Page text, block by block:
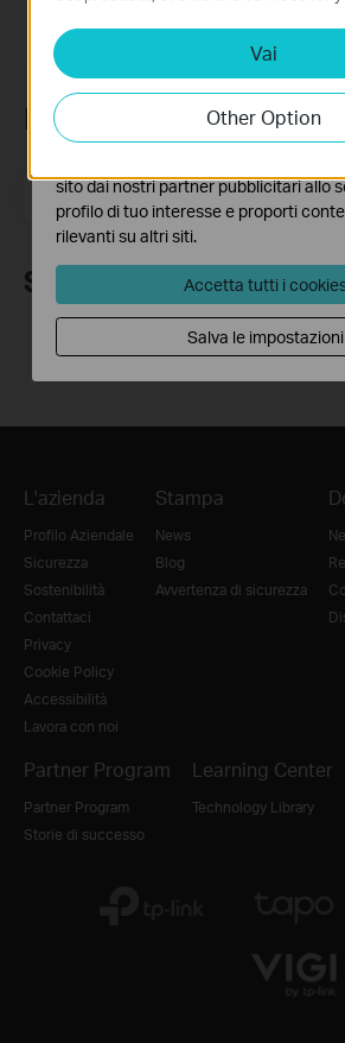
Iscriviti alla newsletter
Indirizzo email
Seguici
L'azienda
Profilo Aziendale
Sicurezza
Sostenibilità
Contattaci
Privacy
Cookie Policy
Accessibilità
Lavora con noi
Stampa
News
Blog
Avvertenza di sicurezza
Partner Program
Partner Program
Storie di successo
Learning Center
Technology Library
Vai
Other Option
nel tuo sistema.
Analytics e Marketing Cookies
I cookies analitici ci permettono di
attività sul nostro sito allo scopo di
funzionalità.
sito dai nostri partner pubblicitari allo
profilo di tuo interesse e proporti
rilevanti su altri siti.
Accetta tutti i
Salva le impostazioni